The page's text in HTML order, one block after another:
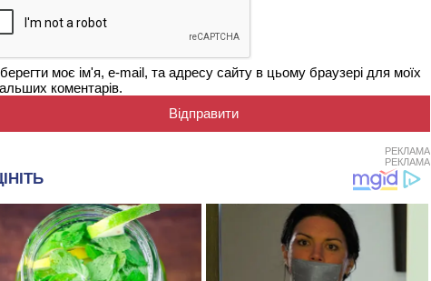
моє ім'я, e-mail, та адресу сайту в цьому браузері для моїх
коментарів.
РЕКЛАМА
РЕКЛАМА